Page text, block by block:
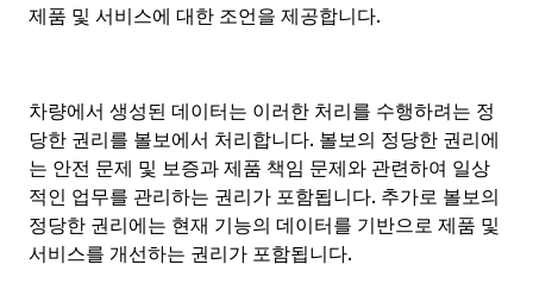
제품 및 서비스에 대한 조언을 제공합니다.
차량에서 생성된 데이터는 이러한 처리를 수행하려는 정
당한 권리를 볼보에서 처리합니다. 볼보의 정당한 권리에
는 안전 문제 및 보증과 제품 책임 문제와 관련하여 일상
적인 업무를 관리하는 권리가 포함됩니다. 추가로 볼보의
정당한 권리에는 현재 기능의 데이터를 기반으로 제품 및
서비스를 개선하는 권리가 포함됩니다.